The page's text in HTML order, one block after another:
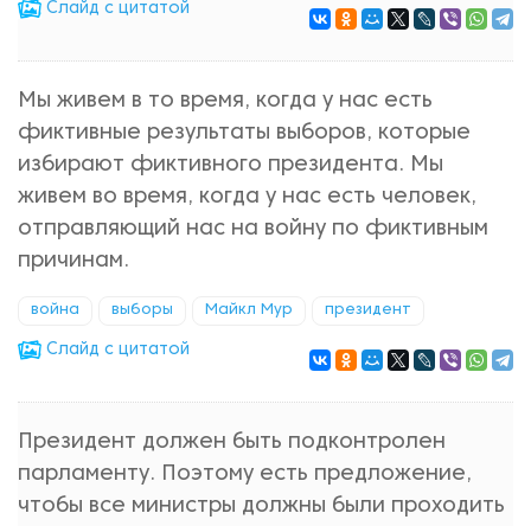
Cлайд с цитатой
Мы живем в то время, когда у нас есть
фиктивные результаты выборов, которые
избирают фиктивного президента. Мы
живем во время, когда у нас есть человек,
отправляющий нас на войну по фиктивным
причинам.
война выборы Майкл Мур президент
Cлайд с цитатой
Президент должен быть подконтролен
парламенту. Поэтому есть предложение,
чтобы все министры должны были проходить